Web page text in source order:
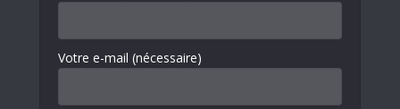
Votre e-mail (nécessaire)